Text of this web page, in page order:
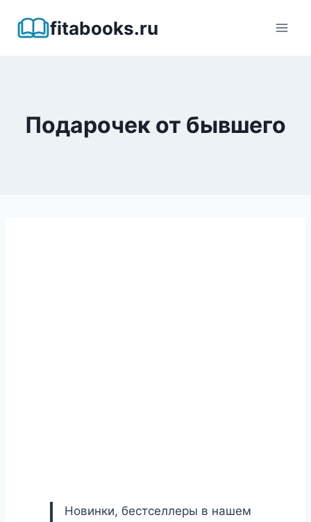
fitabooks.ru
Подарочек от бывшего
Новинки, бестселлеры в нашем